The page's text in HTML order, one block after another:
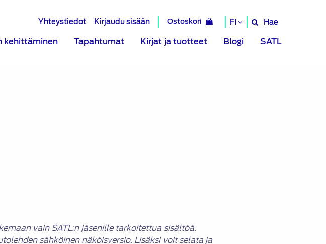
Yhteystiedot Kirjaudu sisään Ostoskori FI
Hae
Hae
kehittäminen Tapahtumat Kirjat ja tuotteet Blogi SATL
vain SATL:n jäsenille tarkoitettua sisältöä.
sähköinen näköisversio. Lisäksi voit selata ja